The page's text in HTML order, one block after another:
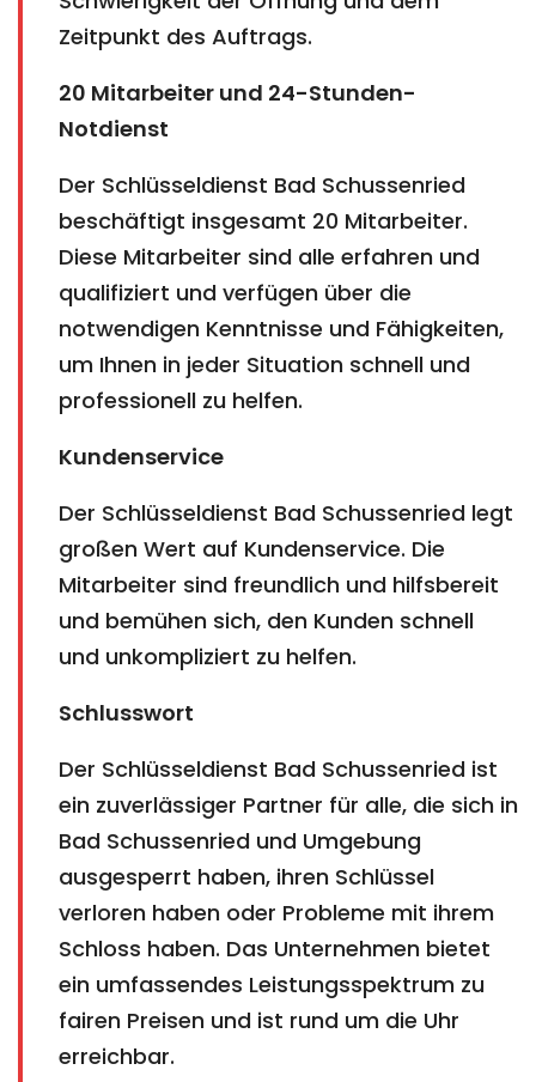
Zeitpunkt des Auftrags.
20 Mitarbeiter und 24-Stunden-
Notdienst
Der Schlüsseldienst Bad Schussenried
beschäftigt insgesamt 20 Mitarbeiter.
Diese Mitarbeiter sind alle erfahren und
qualifiziert und verfügen über die
notwendigen Kenntnisse und Fähigkeiten,
um Ihnen in jeder Situation schnell und
professionell zu helfen.
Kundenservice
Der Schlüsseldienst Bad Schussenried legt
großen Wert auf Kundenservice. Die
Mitarbeiter sind freundlich und hilfsbereit
und bemühen sich, den Kunden schnell
und unkompliziert zu helfen.
Schlusswort
Der Schlüsseldienst Bad Schussenried ist
ein zuverlässiger Partner für alle, die sich in
Bad Schussenried und Umgebung
ausgesperrt haben, ihren Schlüssel
verloren haben oder Probleme mit ihrem
Schloss haben. Das Unternehmen bietet
ein umfassendes Leistungsspektrum zu
fairen Preisen und ist rund um die Uhr
erreichbar.